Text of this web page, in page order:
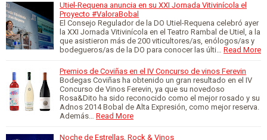
Utiel-Requena anuncia en su XXI Jornada Vitivinícola el
Proyecto #ValoraBobal
El Consejo Regulador de la DO Utiel-Requena celebró ayer
la XXI Jornada Vitivinícola en el Teatro Rambal de Utiel, a la
que asistieron más de 200 viticultores/as, enólogos/as y
bodegueros/as de la DO para conocer las últi… Read More
Premios de Coviñas en el IV Concurso de vinos Ferevin
Bodegas Coviñas ha obtenido un gran resultado en el IV
Concurso de Vinos Ferevin, ya que su novedoso
Rosa&Dito ha sido reconocido como el mejor rosado y su
Adnos 2014 Bobal de Alta Expresión, como mejor reserva.
Además… Read More
Noche de Estrellas, Rock & Vinos